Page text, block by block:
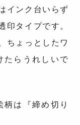
インク台いらず
印タイプです。
ちょっとしたワ
たらうれしいで
は『締め切り